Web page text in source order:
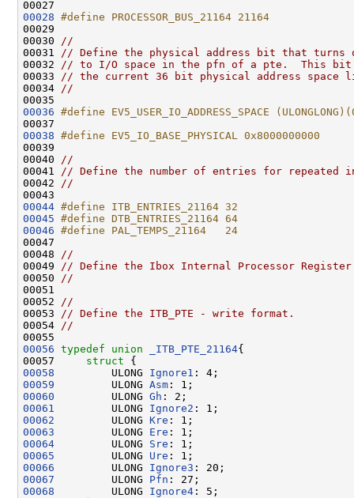
00028 #define PROCESSOR_BUS_21164 21164
00029
00030
//
00031
// Define the physical address bit that turns
00032
// to I/O space in the pfn of a pte.  This bit
00033
// the current 36 bit physical address space
00034
//
00036 #define EV5_USER_IO_ADDRESS_SPACE
00037
00038 #define EV5_IO_BASE_PHYSICAL 0x8000000000
00039
00040
//
00041
// Define the number of entries for repeated
00042
//
00044 #define ITB_ENTRIES_21164 32
00045 #define DTB_ENTRIES_21164 64
00046 #define PAL_TEMPS_21164   24
00047
00048
//
00049
// Define the Ibox Internal Processor
00050
//
00051
00052
//
00053
// Define the ITB_PTE - write format.
00054
//
00056 typedef union _ITB_PTE_21164{
00057 struct
00058
         ULONG
Ignore1
00059
         ULONG
Asm
00060
         ULONG
Gh
00061
         ULONG
Ignore2
00062
         ULONG
Kre
00063
         ULONG
Ere
00064
         ULONG
Sre
00065
         ULONG
Ure
00066
         ULONG
Ignore3
00067
         ULONG
Pfn
00068
         ULONG
Ignore4 : 5;